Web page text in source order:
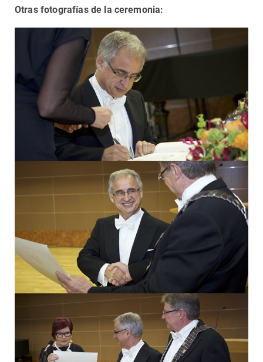
Otras fotografías de la ceremonia: